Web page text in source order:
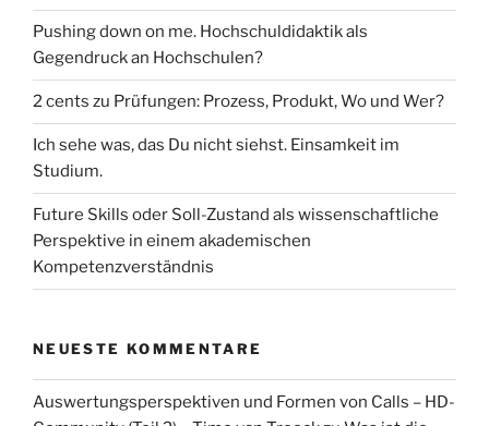
Pushing down on me. Hochschuldidaktik als
Gegendruck an Hochschulen?
2 cents zu Prüfungen: Prozess, Produkt, Wo und Wer?
Ich sehe was, das Du nicht siehst. Einsamkeit im
Studium.
Future Skills oder Soll-Zustand als wissenschaftliche
Perspektive in einem akademischen
Kompetenzverständnis
NEUESTE KOMMENTARE
Auswertungsperspektiven und Formen von Calls – HD-